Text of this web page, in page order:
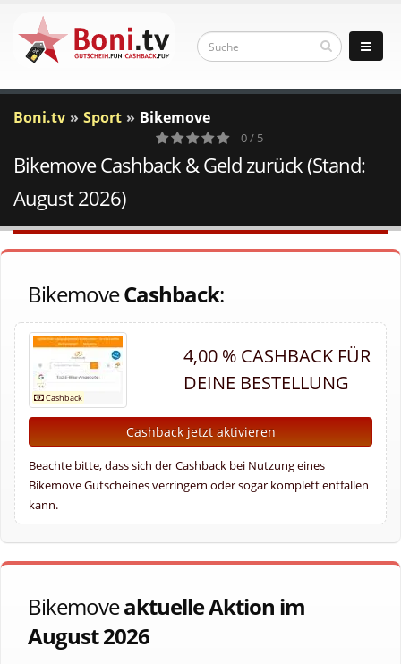
Boni.tv Sport Bikemove
0
Votes
0 / 5
Bikemove Cashback & Geld zurück (Stand:
August 2026)
BikemoveCashback:
4,00 % CASHBACK FÜR
DEINE BESTELLUNG
Cashback jetzt aktivieren
Beachte bitte, dass sich der Cashback bei Nutzung eines
Bikemove Gutscheines verringern oder sogar komplett entfallen
kann.
Bikemoveaktuelle Aktion im
August 2026